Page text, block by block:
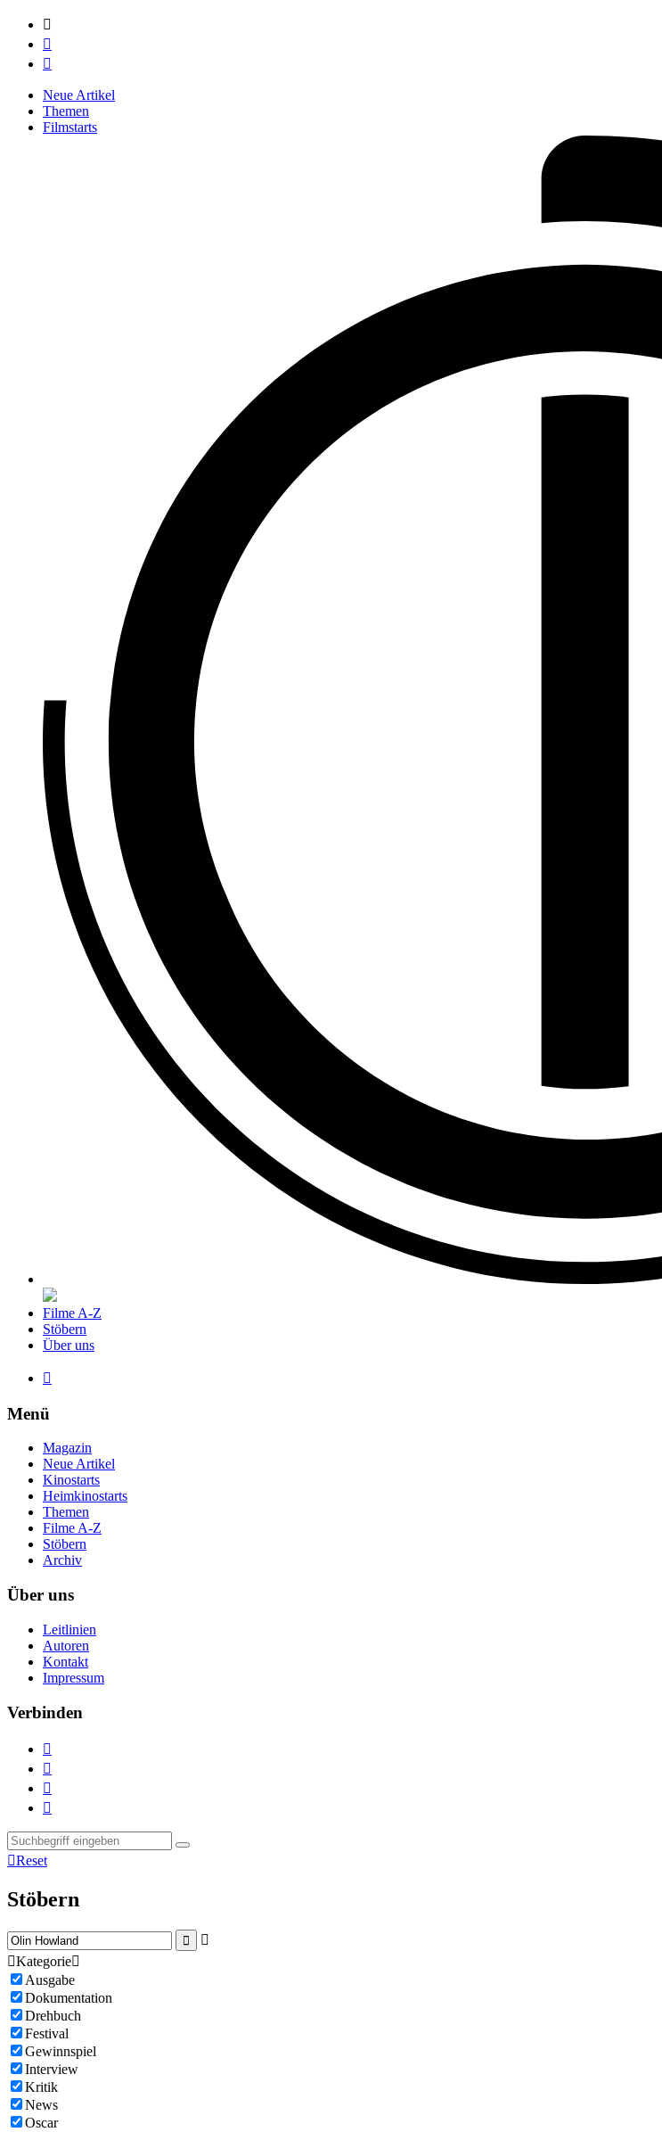



Neue Artikel
Themen
Filmstarts
Filme A-Z
Stöbern
Über uns

Menü
Magazin
Neue Artikel
Kinostarts
Heimkinostarts
Themen
Filme A-Z
Stöbern
Archiv
Über uns
Leitlinien
Autoren
Kontakt
Impressum
Verbinden




Reset
Stöbern


Kategorie
Ausgabe
Dokumentation
Drehbuch
Festival
Gewinnspiel
Interview
Kritik
News
Oscar